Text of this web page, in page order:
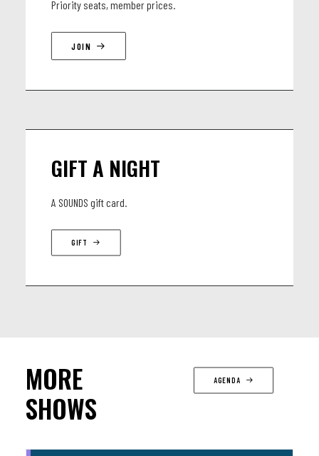
Priority seats, member prices.
JOIN
GIFT A NIGHT
A SOUNDS gift card.
GIFT
MORE
SHOWS
AGENDA